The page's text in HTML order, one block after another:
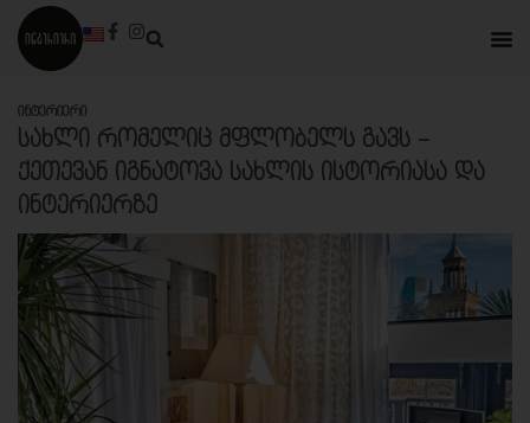
Ინტერიერი
ᲡᲐᲮᲚᲘ ᲠᲝᲛᲔᲚᲘᲪ ᲛᲤᲚᲝᲑᲔᲚᲡ ᲒᲐᲕᲡ –
ᲥᲔᲗᲔᲕᲐᲜ ᲘᲒᲜᲐᲢᲝᲕᲐ ᲡᲐᲮᲚᲘᲡ ᲘᲡᲢᲝᲠᲘᲐᲡᲐ ᲓᲐ
ᲘᲜᲢᲔᲠᲘᲔᲠᲖᲔ